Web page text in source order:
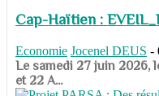
Cap-Haïtien :
Economie Jocenel DEUS -
Le samedi 27 juin 2026,
et 22 A...